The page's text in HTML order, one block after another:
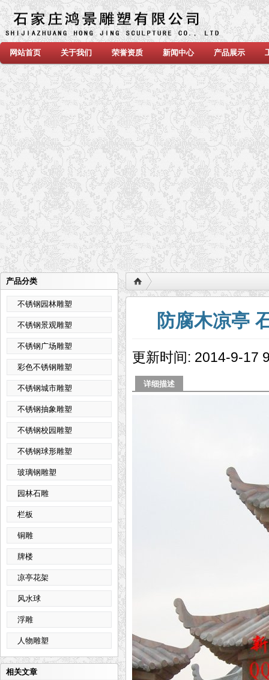
网站首页 关于我们 荣誉资质 新闻中心 产品展示
防腐木凉亭
更新时间: 2014-9-
详细描述
产品分类
不锈钢园林雕塑
不锈钢景观雕塑
不锈钢广场雕塑
彩色不锈钢雕塑
不锈钢城市雕塑
不锈钢抽象雕塑
不锈钢校园雕塑
不锈钢球形雕塑
玻璃钢雕塑
园林石雕
栏板
铜雕
牌楼
凉亭花架
风水球
浮雕
人物雕塑
相关文章